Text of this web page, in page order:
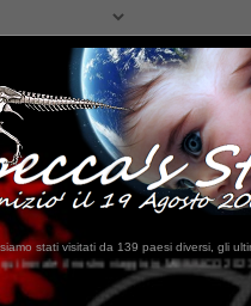
siamo stati visitati da 139 paesi diversi, gli
2023...clikka qui !!!